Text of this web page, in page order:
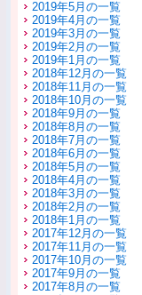
2019年5月の一覧
2019年4月の一覧
2019年3月の一覧
2019年2月の一覧
2019年1月の一覧
2018年12月の一覧
2018年11月の一覧
2018年10月の一覧
2018年9月の一覧
2018年8月の一覧
2018年7月の一覧
2018年6月の一覧
2018年5月の一覧
2018年4月の一覧
2018年3月の一覧
2018年2月の一覧
2018年1月の一覧
2017年12月の一覧
2017年11月の一覧
2017年10月の一覧
2017年9月の一覧
2017年8月の一覧